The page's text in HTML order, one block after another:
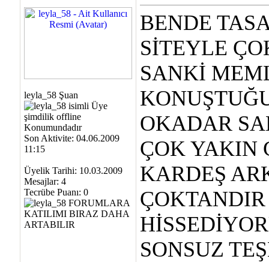
leyla_58 Şuan
Son Aktivite: 04.06.2009
11:15
Üyelik Tarihi: 10.03.2009
Mesajlar: 4
Tecrübe Puanı: 0
BENDE
SİTEYLE
SANKİ
OKADAR
ÇOK YAKIN
KARDEŞ
SONSUZ